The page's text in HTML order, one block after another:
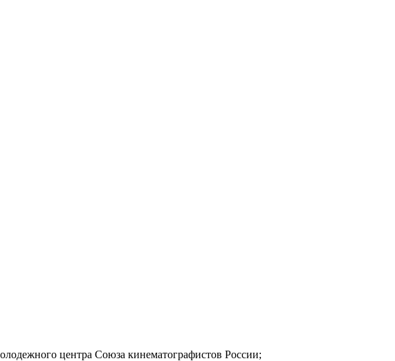
центра Союза кинематографистов России;